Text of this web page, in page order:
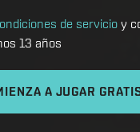
de servicio y
13 años
A JUGAR